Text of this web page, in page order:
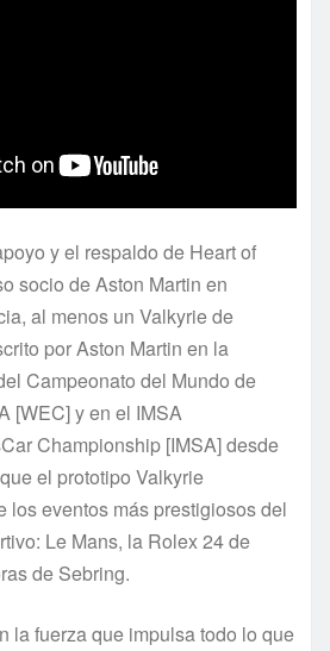
y el respaldo de Heart of
socio de Aston Martin en
al menos un Valkyrie de
por Aston Martin en la
Campeonato del Mundo de
[WEC] y en el IMSA
Championship [IMSA] desde
el prototipo Valkyrie
los eventos más prestigiosos del
Le Mans, la Rolex 24 de
de Sebring.
la fuerza que impulsa todo lo que